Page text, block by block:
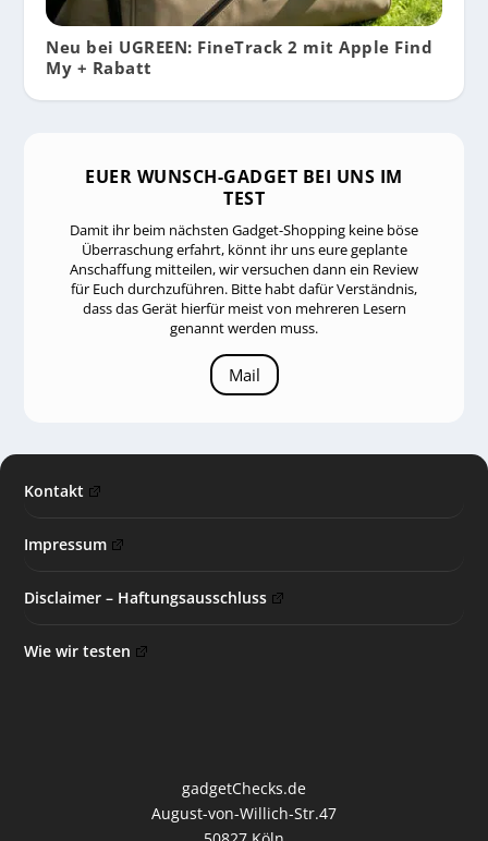
Neu bei UGREEN: FineTrack 2 mit Apple Find
My + Rabatt
EUER WUNSCH-GADGET BEI UNS IM
TEST
Damit ihr beim nächsten Gadget-Shopping keine böse
Überraschung erfahrt, könnt ihr uns eure geplante
Anschaffung mitteilen, wir versuchen dann ein Review
für Euch durchzuführen. Bitte habt dafür Verständnis,
dass das Gerät hierfür meist von mehreren Lesern
genannt werden muss.
Mail
Kontakt
Impressum
Disclaimer – Haftungsausschluss
Wie wir testen
gadgetChecks.de
August-von-Willich-Str.47